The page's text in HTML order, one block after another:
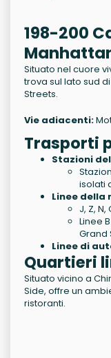
198-200
Situato nel cuore
trova sul lato sud
Streets.
Vie adiacenti:
Trasporti
Stazioni
isolati
Linee
J, Z, N,
Linee
Grand
Linee di
Quartieri
Situato vicino a
Side, offre un
ristoranti.